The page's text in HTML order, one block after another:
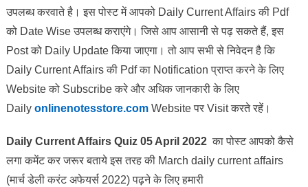
उपलब्ध करवाते है। इस पोस्ट में आपको Daily Current Affairs की Pdf
को Date Wise उपलब्ध कराएंगे। जिसे आप आसानी से पढ़ सकते हैं, इस
Post को Daily Update किया जाएगा। तो आप सभी से निवेदन है कि
Daily Current Affairs की Pdf का Notification प्राप्त करने के लिए
Website को Subscribe करे और अधिक जानकारी के लिए
Daily onlinenotesstore.comWebsite पर Visit करते रहें।
Daily Current Affairs Quiz 05 April 2022 का पोस्ट आपको कैसे
लगा कमेंट कर जरूर बताये इस तरह की March daily current affairs
(मार्च डेली करंट अफेयर्स 2022) पढ़ने के लिए हमारी